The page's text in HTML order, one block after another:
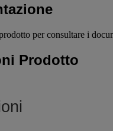
per consultare i
Prodotto